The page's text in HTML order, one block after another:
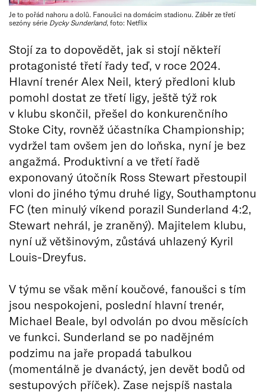
Je to pořád nahoru a dolů. Fanoušci na domácím stadionu. Záběr ze třetí
sezóny série Dycky Sunderland, foto: Netflix
Stojí za to dopovědět, jak si stojí někteří
protagonisté třetí řady teď, v roce 2024.
Hlavní trenér Alex Neil, který předloni klub
pomohl dostat ze třetí ligy, ještě týž rok
v klubu skončil, přešel do konkurenčního
Stoke City, rovněž účastníka Championship;
vydržel tam ovšem jen do loňska, nyní je bez
angažmá. Produktivní a ve třetí řadě
exponovaný útočník Ross Stewart přestoupil
vloni do jiného týmu druhé ligy, Southamptonu
FC (ten minulý víkend porazil Sunderland 4:2,
Stewart nehrál, je zraněný). Majitelem klubu,
nyní už většinovým, zůstává uhlazený Kyril
Louis-Dreyfus.
V týmu se však mění koučové, fanoušci s tím
jsou nespokojeni, poslední hlavní trenér,
Michael Beale, byl odvolán po dvou měsících
ve funkci. Sunderland se po nadějném
podzimu na jaře propadá tabulkou
(momentálně je dvanáctý, jen devět bodů od
sestupových příček). Zase nejspíš nastala